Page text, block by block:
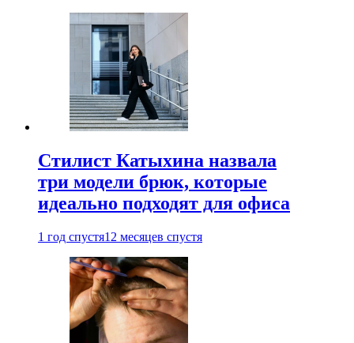
Стилист Катыхина назвала
три модели брюк, которые
идеально подходят для офиса
1 год спустя12 месяцев спустя